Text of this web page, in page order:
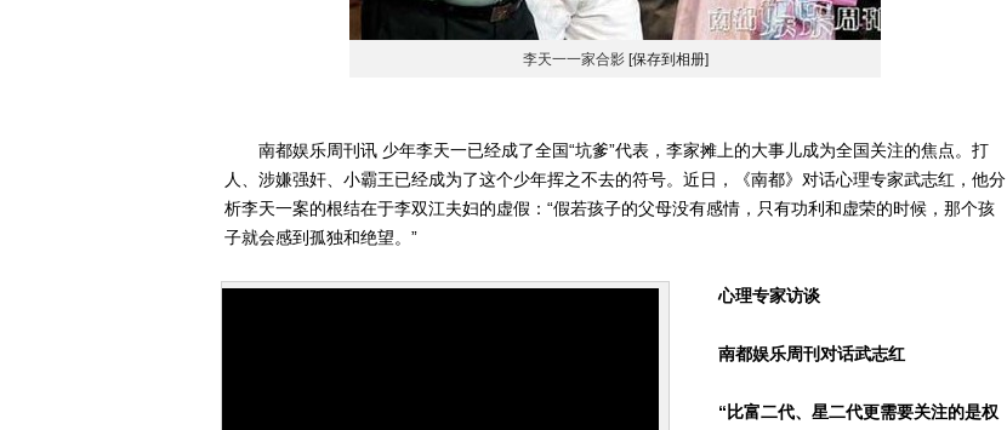
李天一一家合影 [保存到相册]
南都娱乐周刊讯 少年李天一已经成了全国“坑爹”代表，李家摊上的大事儿成为全国关注的焦点。打
人、涉嫌强奸、小霸王已经成为了这个少年挥之不去的符号。近日，《南都》对话心理专家武志红，他分
析李天一案的根结在于李双江夫妇的虚假：“假若孩子的父母没有感情，只有功利和虚荣的时候，那个孩
子就会感到孤独和绝望。”
心理专家访谈
南都娱乐周刊对话武志红
“比富二代、星二代更需要关注的是权